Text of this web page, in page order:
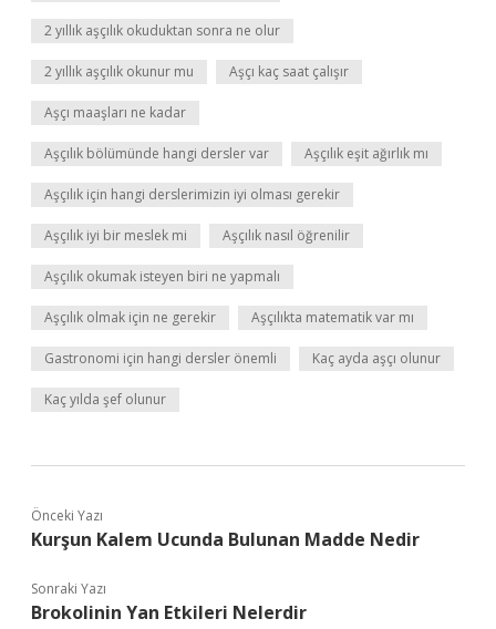
2 yıllık aşçılık okuduktan sonra ne olur
2 yıllık aşçılık okunur mu Aşçı kaç saat çalışır
Aşçı maaşları ne kadar
Aşçılık bölümünde hangi dersler var Aşçılık eşit ağırlık mı
Aşçılık için hangi derslerimizin iyi olması gerekir
Aşçılık iyi bir meslek mi Aşçılık nasıl öğrenilir
Aşçılık okumak isteyen biri ne yapmalı
Aşçılık olmak için ne gerekir Aşçılıkta matematik var mı
Gastronomi için hangi dersler önemli Kaç ayda aşçı olunur
Kaç yılda şef olunur
Önceki Yazı
Kurşun Kalem Ucunda Bulunan Madde Nedir
Sonraki Yazı
Brokolinin Yan Etkileri Nelerdir